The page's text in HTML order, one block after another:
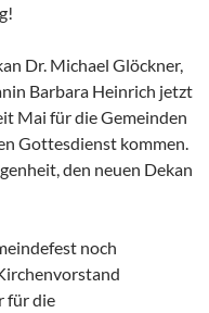
Dr. Michael Glöckner,
Barbara Heinrich jetzt
Mai für die Gemeinden
Gottesdienst kommen.
den neuen Dekan
noch
für die